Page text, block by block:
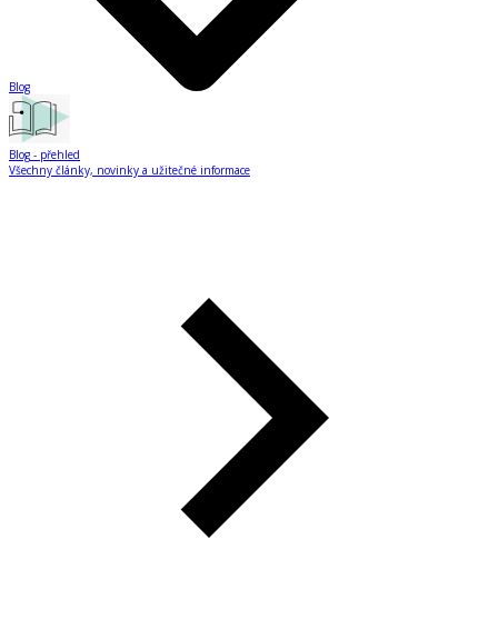
Blog
Blog - přehled
Všechny články, novinky a užitečné informace